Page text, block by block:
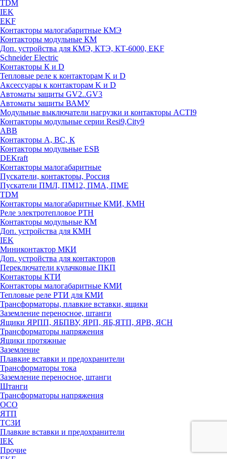
TDM
IEK
EKF
Контакторы малогабаритные КМЭ
Контакторы модульные КМ
Доп. устройства для КМЭ, КТЭ, КТ-6000, EKF
Schneider Electric
Контакторы К и D
Тепловые реле к контакторам K и D
Аксессуары к контакторам K и D
Автоматы защиты GV2..GV3
Автоматы защиты ВАМУ
Модульные выключатели нагрузки и контакторы ACTI9
Контакторы модульные серии Resi9,City9
ABB
Контакторы А, ВС, К
Контакторы модульные ESB
DEKraft
Контакторы малогабаритные
Пускатели, контакторы, Россия
Пускатели ПМЛ, ПМ12, ПМА, ПМЕ
TDM
Контакторы малогабаритные КМИ, КМН
Реле электротепловое РТН
Контакторы модульные КМ
Доп. устройства для КМН
IEK
Миниконтактор МКИ
Доп. устройства для контакторов
Переключатели кулачковые ПКП
Контакторы КТИ
Контакторы малогабаритные КМИ
Тепловые реле РTИ для КМИ
Трансформаторы, плавкие вставки, ящики
Заземление переносное, штанги
Ящики ЯРПП, ЯБПВУ, ЯРП, ЯБ,ЯТП, ЯРВ, ЯСН
Трансформаторы напряжения
Ящики протяжные
Заземление
Плавкие вставки и предохранители
Трансформаторы тока
Заземление переносное, штанги
Штанги
Трансформаторы напряжения
ОСО
ЯТП
ТСЗИ
Плавкие вставки и предохранители
IEK
Прочие